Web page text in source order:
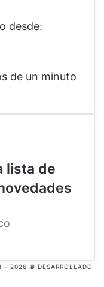
desde:
de un minuto
lista de
- 2026 © DESARROLLADO